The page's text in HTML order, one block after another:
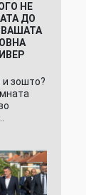
НЕ
ДО
ВАШАТА
зошто?